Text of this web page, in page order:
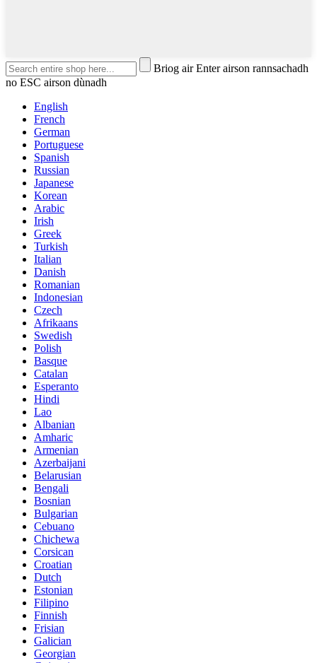
Briog air Enter airson rannsachadh
no ESC airson dùnadh
English
French
German
Portuguese
Spanish
Russian
Japanese
Korean
Arabic
Irish
Greek
Turkish
Italian
Danish
Romanian
Indonesian
Czech
Afrikaans
Swedish
Polish
Basque
Catalan
Esperanto
Hindi
Lao
Albanian
Amharic
Armenian
Azerbaijani
Belarusian
Bengali
Bosnian
Bulgarian
Cebuano
Chichewa
Corsican
Croatian
Dutch
Estonian
Filipino
Finnish
Frisian
Galician
Georgian